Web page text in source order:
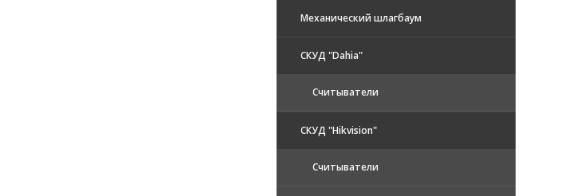
Механический шлагбаум
СКУД "Dahia"
Считыватели
СКУД "Hikvision"
Считыватели